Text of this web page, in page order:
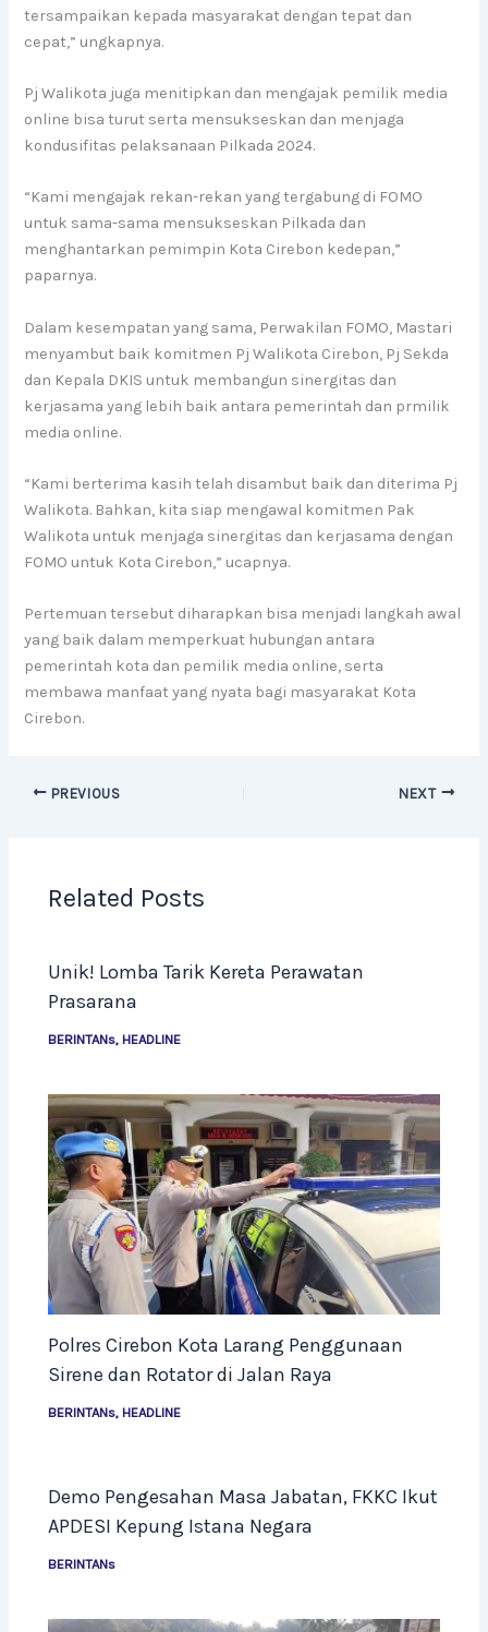
tersampaikan kepada masyarakat dengan tepat dan
cepat,” ungkapnya.
Pj Walikota juga menitipkan dan mengajak pemilik media
online bisa turut serta mensukseskan dan menjaga
kondusifitas pelaksanaan Pilkada 2024.
“Kami mengajak rekan-rekan yang tergabung di FOMO
untuk sama-sama mensukseskan Pilkada dan
menghantarkan pemimpin Kota Cirebon kedepan,”
paparnya.
Dalam kesempatan yang sama, Perwakilan FOMO, Mastari
menyambut baik komitmen Pj Walikota Cirebon, Pj Sekda
dan Kepala DKIS untuk membangun sinergitas dan
kerjasama yang lebih baik antara pemerintah dan prmilik
media online.
“Kami berterima kasih telah disambut baik dan diterima Pj
Walikota. Bahkan, kita siap mengawal komitmen Pak
Walikota untuk menjaga sinergitas dan kerjasama dengan
FOMO untuk Kota Cirebon,” ucapnya.
Pertemuan tersebut diharapkan bisa menjadi langkah awal
yang baik dalam memperkuat hubungan antara
pemerintah kota dan pemilik media online, serta
membawa manfaat yang nyata bagi masyarakat Kota
Cirebon.
PREVIOUS NEXT
Related Posts
Unik! Lomba Tarik Kereta Perawatan
Prasarana
BERINTANs, HEADLINE
Polres Cirebon Kota Larang Penggunaan
Sirene dan Rotator di Jalan Raya
BERINTANs, HEADLINE
Demo Pengesahan Masa Jabatan, FKKC Ikut
APDESI Kepung Istana Negara
BERINTANs